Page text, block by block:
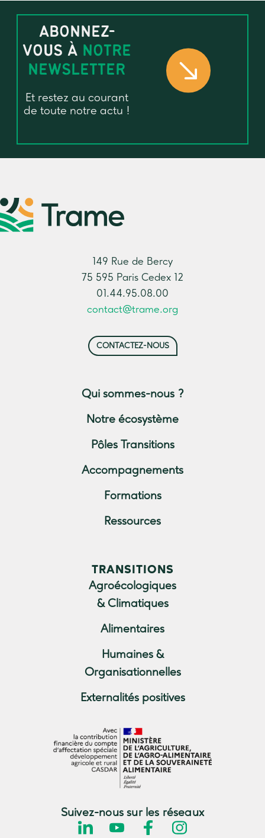
ABONNEZ-
VOUS À NOTRE
NEWSLETTER
Et restez au courant
de toute notre actu !
149 Rue de Bercy
75 595 Paris Cedex 12
01.44.95.08.00
contact@trame.org
CONTACTEZ-NOUS
Qui sommes-nous ?
Notre écosystème
Pôles Transitions
Accompagnements
Formations
Ressources
TRANSITIONS
Agroécologiques
& Climatiques
Alimentaires
Humaines &
Organisationnelles
Externalités positives
Suivez-nous sur les réseaux